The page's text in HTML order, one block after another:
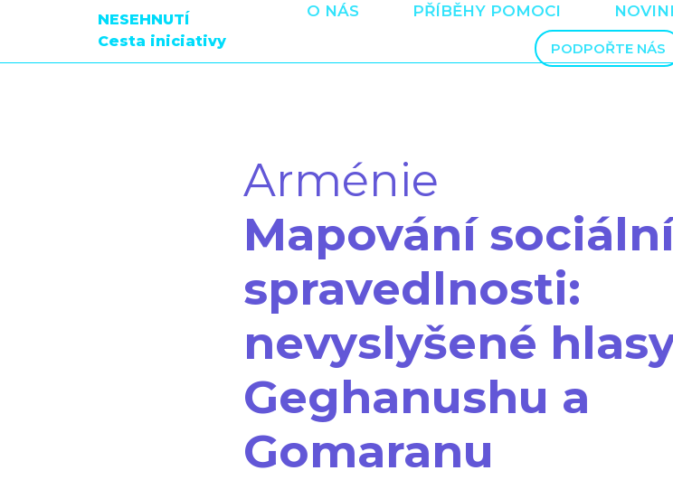
NESEHNUTÍ
Cesta iniciativy
O NÁS PŘÍBĚHY POMOCI
PODPOŘTE NÁS
Arménie
Mapování
spravedlnosti:
nevyslyšené
Geghanushu a
Gomaranu